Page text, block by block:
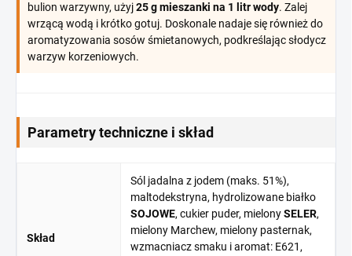
bulion warzywny, użyj25 g mieszanki na 1 litr wody. Zalej
wrzącą wodą i krótko gotuj. Doskonale nadaje się również do
aromatyzowania sosów śmietanowych, podkreślając słodycz
warzyw korzeniowych.
Parametry techniczne i skład
Skład
Sól jadalna z jodem (maks. 51%),
maltodekstryna, hydrolizowane białko
SOJOWE, cukier puder, mielonySELER,
mielony Marchew, mielony pasternak,
wzmacniacz smaku i aromat: E621,